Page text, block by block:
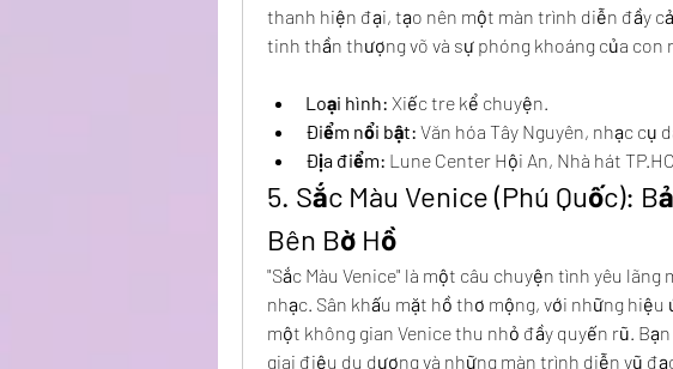
thanh hiện đại, tạo nên một màn trình diễn đầy
tinh thần thượng võ và sự phóng khoáng của con
Loại hình: Xiếc tre kể chuyện.
Điểm nổi bật: Văn hóa Tây Nguyên, nhạc cụ
Địa điểm: Lune Center Hội An, Nhà hát
5. Sắc Màu Venice (Phú Quốc):
Bên Bờ Hồ
"Sắc Màu Venice" là một câu chuyện tình yêu lãng
nhạc. Sân khấu mặt hồ thơ mộng, với những hiệu
một không gian Venice thu nhỏ đầy quyến rũ.
giai điệu du dương và những màn trình diễn vũ